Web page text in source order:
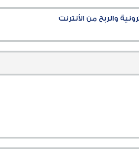
والربح من الأنترنت